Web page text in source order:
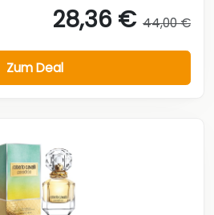
28,36 € 44,00 €
Zum Deal